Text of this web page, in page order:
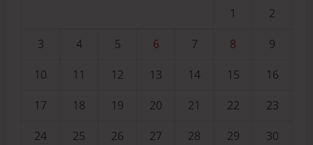
1
2
3
4 5 6 7 8
9
10
11 12 13 14 15
16
17
18 19 20 21 22
23
24
25 26 27 28 29
30